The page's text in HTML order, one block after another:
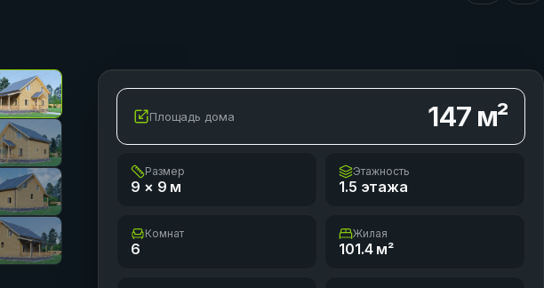
Площадь дома 147м²
Размер
9 × 9 м
Этажность
1.5 этажа
Комнат
6
Жилая
101.4м²